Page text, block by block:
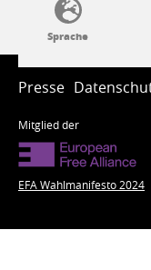
SSW-Politik von A
Presse
Mitglied der
EFA Wahlmanifesto 2024